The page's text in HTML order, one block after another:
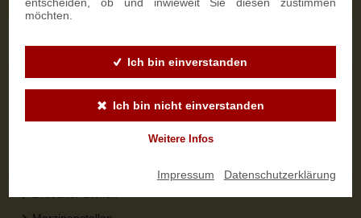
möchten.
Ich bin einverstanden
Ich bin nicht einverstanden
Weitere Infos
Impressum Datenschutzerklärung
Zahlungsarten